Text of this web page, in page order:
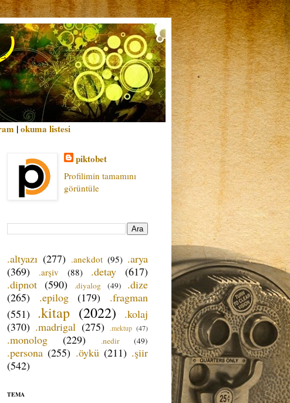
|okuma listesi
piktobet
Profilimin tamamını
görüntüle
.altyazı (277) .anekdot (95) .arya
(369)
.arşiv (88) .detay
(617)
.dipnot (590) .diyalog (49)
.dize
(265)
.epilog (179)
.fragman
(551) .kitap (2022)
.kolaj
(370) .madrigal (275) .mektup (47)
.monolog (229) .nedir (49)
.persona (255) .öykü (211) .şiir
(542)
TEMA